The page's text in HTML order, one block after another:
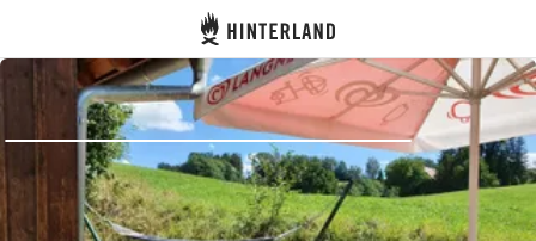
Hinterland
Anmelden